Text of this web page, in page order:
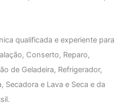
qualificada e experiente para
Conserto, Reparo,
de Geladeira, Refrigerador,
Secadora e Lava e Seca e da